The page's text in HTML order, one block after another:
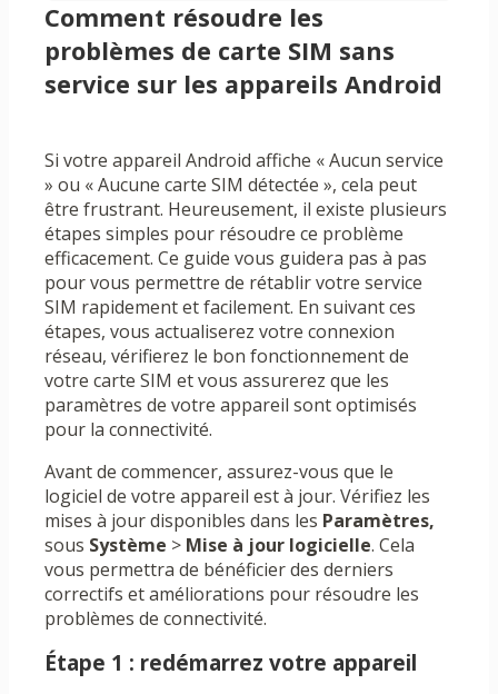
Comment résoudre les
problèmes de carte SIM sans
service sur les appareils Android
Si votre appareil Android affiche « Aucun service
» ou « Aucune carte SIM détectée », cela peut
être frustrant. Heureusement, il existe plusieurs
étapes simples pour résoudre ce problème
efficacement. Ce guide vous guidera pas à pas
pour vous permettre de rétablir votre service
SIM rapidement et facilement. En suivant ces
étapes, vous actualiserez votre connexion
réseau, vérifierez le bon fonctionnement de
votre carte SIM et vous assurerez que les
paramètres de votre appareil sont optimisés
pour la connectivité.
Avant de commencer, assurez-vous que le
logiciel de votre appareil est à jour. Vérifiez les
mises à jour disponibles dans les Paramètres,
sous Système > Mise à jour logicielle. Cela
vous permettra de bénéficier des derniers
correctifs et améliorations pour résoudre les
problèmes de connectivité.
Étape 1 : redémarrez votre appareil